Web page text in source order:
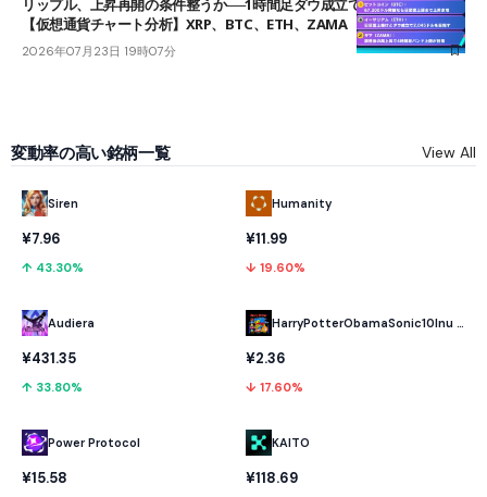
【仮想通貨チャート分析】XRP、BTC、ETH、ZAMA
2026年07月23日 19時07分
変動率の高い銘柄一覧 View All
Siren
¥7.96
↑ 43.30%
Audiera
¥431.35
↑ 33.80%
Power Protocol
¥15.58
Humanity
¥11.99
↓ 19.60%
HarryPotterObamaSonic10Inu (ETH)
¥2.36
↓ 17.60%
KAITO
¥118.69